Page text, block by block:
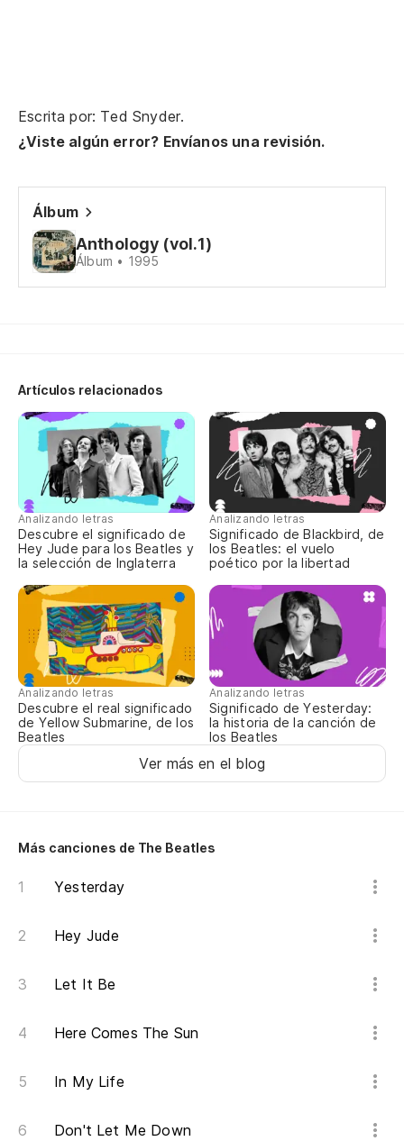
Escrita por: Ted Snyder.
¿Viste algún error? Envíanos una revisión.
Álbum
Anthology (vol.1)
Álbum • 1995
Artículos relacionados
Analizando letras
Descubre el significado de
Hey Jude para los Beatles y
la selección de Inglaterra
Analizando letras
Significado de Blackbird, de
los Beatles: el vuelo
poético por la libertad
Analizando letras
Descubre el real significado
de Yellow Submarine, de los
Beatles
Analizando letras
Significado de Yesterday:
la historia de la canción de
los Beatles
Ver más en el blog
Más canciones de The Beatles
Yesterday
Hey Jude
Let It Be
Here Comes The Sun
In My Life
Don't Let Me Down